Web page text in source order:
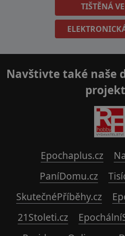
TIŠTĚNÁ
Navštivte také naše
Epochaplus.cz
PaníDomu.cz
SkutečnéPříběhy.cz
21Stoleti.cz